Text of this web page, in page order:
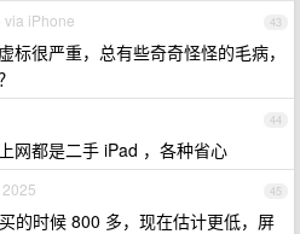
43
via iPhone
标很严重，总有些奇奇怪怪的毛病，
44
网都是二手 iPad ，各种省心
45
的时候 800 多，现在估计更低，屏